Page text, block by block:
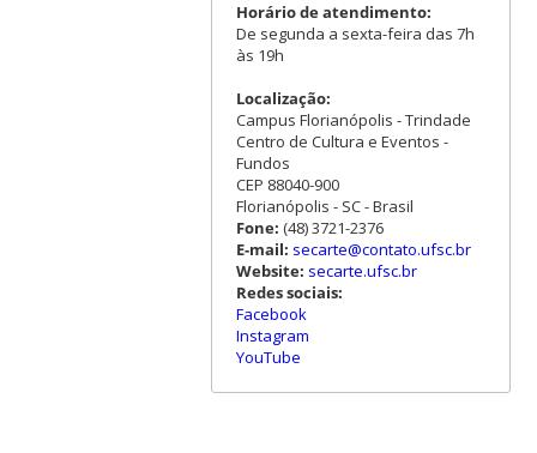
Horário de atendimento:
De segunda a sexta-feira das 7h
às 19h
Localização:
Campus Florianópolis - Trindade
Centro de Cultura e Eventos -
Fundos
CEP 88040-900
Florianópolis - SC - Brasil
Fone: (48) 3721-2376
E-mail: secarte@contato.ufsc.br
Website: secarte.ufsc.br
Redes sociais:
Facebook
Instagram
YouTube